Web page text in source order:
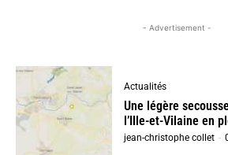
- Advertisement -
Actualités
Une légère
l’Ille-et-Vilaine en
jean-christophe collet -